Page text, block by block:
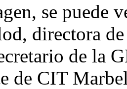
se puede
directora
de la
de CIT